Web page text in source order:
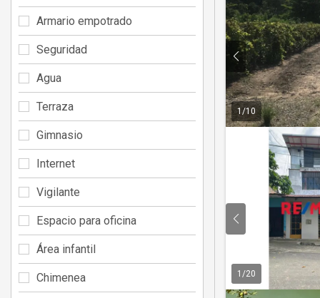
1 /10
1 /20
Armario empotrado
Seguridad
Agua
Terraza
Gimnasio
Internet
Vigilante
Espacio para oficina
Área infantil
Chimenea